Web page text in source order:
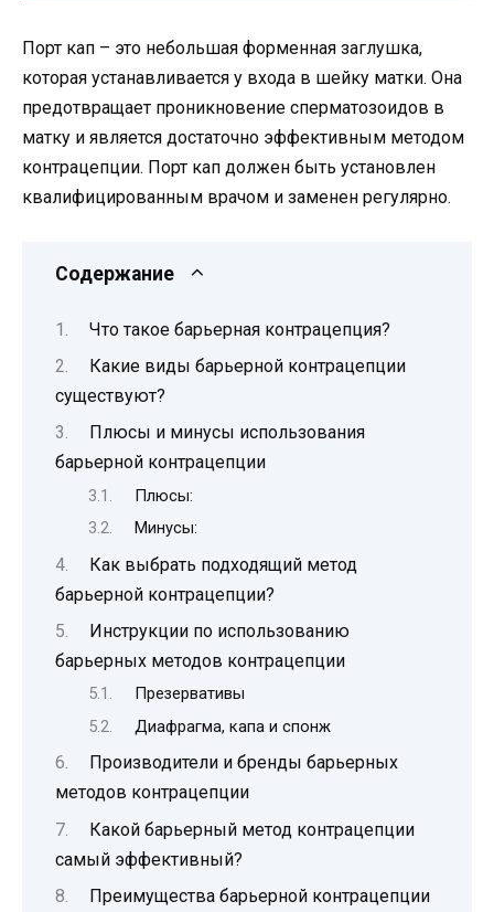
Порт кап – это небольшая форменная заглушка,
которая устанавливается у входа в шейку матки. Она
предотвращает проникновение сперматозоидов в
матку и является достаточно эффективным методом
контрацепции. Порт кап должен быть установлен
квалифицированным врачом и заменен регулярно.
Содержание
Что такое барьерная контрацепция?
Какие виды барьерной контрацепции
существуют?
Плюсы и минусы использования
барьерной контрацепции
Плюсы:
Минусы:
Как выбрать подходящий метод
барьерной контрацепции?
Инструкции по использованию
барьерных методов контрацепции
Презервативы
Диафрагма, капа и спонж
Производители и бренды барьерных
методов контрацепции
Какой барьерный метод контрацепции
самый эффективный?
Преимущества барьерной контрацепции